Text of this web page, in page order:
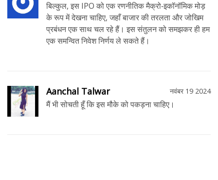
बिल्कुल, इस IPO को एक रणनीतिक मैक्रो‑इकॉनॉमिक मोड़
के रूप में देखना चाहिए, जहाँ बाजार की तरलता और जोखिम
प्रबंधन एक साथ चल रहे हैं। इस संतुलन को समझकर ही हम
एक समन्वित निवेश निर्णय ले सकते हैं।
Aanchal Talwar नवंबर 19 2024
मैं भी सोचती हूँ कि इस मौके को पकड़ना चाहिए।